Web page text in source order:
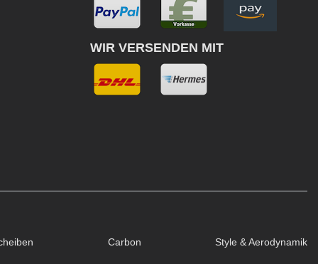
WIR VERSENDEN MIT
Carbon Style & Aerodynamik